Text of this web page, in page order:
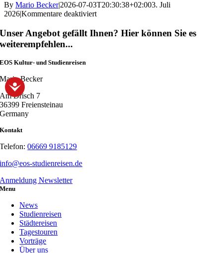
By Mario Becker|2026-07-03T20:30:38+02:003. Juli
2026|Kommentare deaktiviertfür
Kelten
Unser Angebot gefällt Ihnen? Hier können Sie es
weiterempfehlen...
EOS Kultur- und Studienreisen
Mario Becker
Am Drisch 7
36399 Freiensteinau
Germany
Kontakt
Telefon:06669 9185129
info@eos-studienreisen.de
Anmeldung Newsletter
Menu
News
Studienreisen
Städtereisen
Tagestouren
Vorträge
Über uns